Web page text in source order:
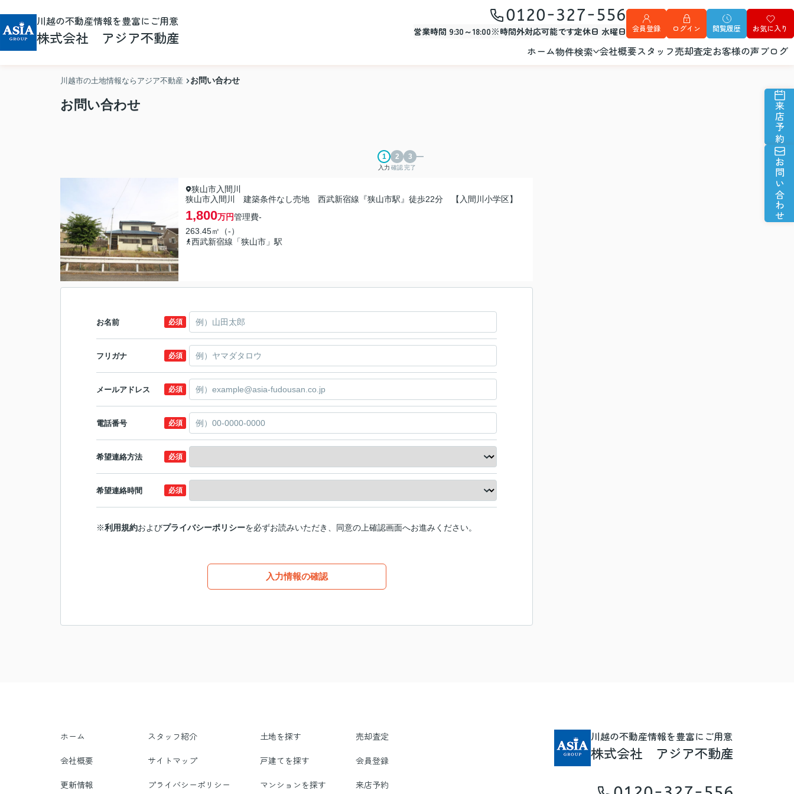
川越の不動産情報を豊富にご用意
株式会社 アジア不動産
0120-327-556
営業時間 9:30～18:00※時間外対応可能です定休日 水曜日 会員登録 ログイン 閲覧履歴 お気に入り
ホーム物件検索 会社概要スタッフ売却査定お客様の声ブログ
来店予約
お問い合わせ
川越市の土地情報ならアジア不動産 お問い合わせ
お問い合わせ
入力 確認完了
狭山市入間川
狭山市入間川 建築条件なし売地 西武新宿線『狭山市駅』徒歩22分 【入間川小学区】
1,800万円管理費-
263.45㎡（-）
西武新宿線「狭山市」駅
お名前 必須
フリガナ 必須
メールアドレス 必須
電話番号 必須
希望連絡方法 必須
希望連絡時間 必須
※利用規約およびプライバシーポリシーを必ずお読みいただき、同意の上確認画面へお進みください。
入力情報の確認
ホーム スタッフ紹介 土地を探す 売却査定
会社概要 サイトマップ 戸建てを探す 会員登録
更新情報 プライバシーポリシー マンションを探す 来店予約
川越の不動産情報を豊富にご用意
株式会社 アジア不動産